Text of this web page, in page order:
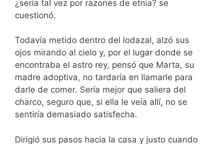
¿sería tal vez por razones de etnia? se
cuestionó.
Todavía metido dentro del lodazal, alzó sus
ojos mirando al cielo y, por el lugar donde se
encontraba el astro rey, pensó que Marta, su
madre adoptiva, no tardaría en llamarle para
darle de comer. Sería mejor que saliera del
charco, seguro que, si ella le veía allí, no se
sentiría demasiado satisfecha.
Dirigió sus pasos hacia la casa y justo cuando